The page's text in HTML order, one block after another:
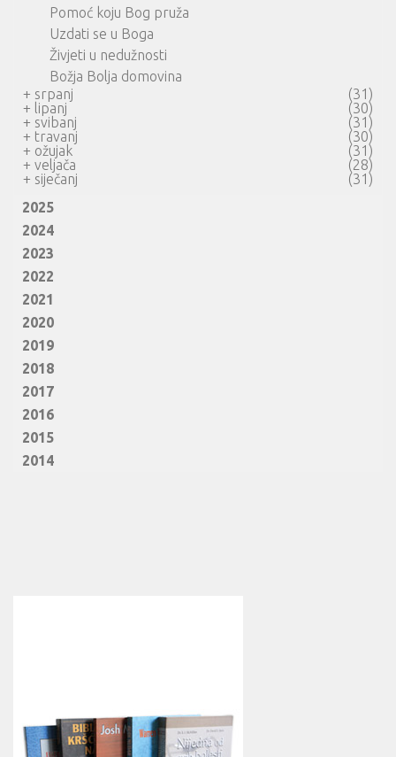
Pomoć koju Bog pruža
Uzdati se u Boga
Živjeti u nedužnosti
Božja Bolja domovina
+ srpanj
(31)
+ lipanj
(30)
+ svibanj
(31)
+ travanj
(30)
+ ožujak
(31)
+ veljača
(28)
+ siječanj
(31)
2025
2024
2023
2022
2021
2020
2019
2018
2017
2016
2015
2014